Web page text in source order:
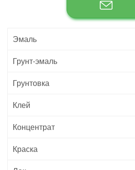
Эмаль
Грунт-эмаль
Грунтовка
Клей
Концентрат
Краска